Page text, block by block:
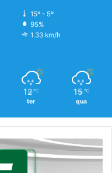
15º - 5º
95%
1.33 km/h
12 ℃
ter
15 ℃
qua